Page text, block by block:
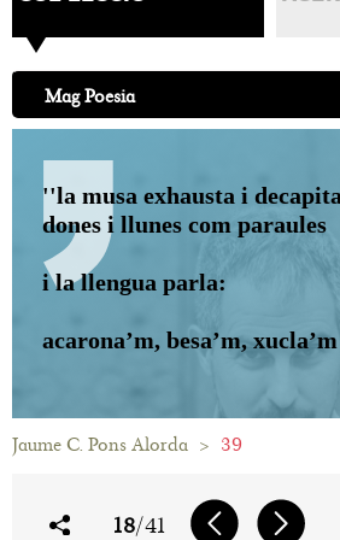
Mag Poesia
''la musa exhausta i
dones i llunes com paraules
i la llengua parla:
acarona’m, besa’m,
Jaume C. Pons Alorda > 39
18/41